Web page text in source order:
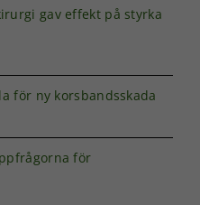
gav effekt på styrka
för ny korsbandsskada
för